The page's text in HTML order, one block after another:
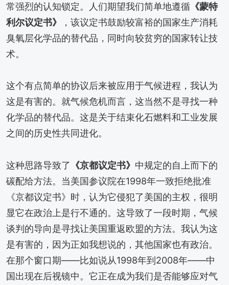
常强烈的认知锁定。人们期望我们简单地遵循 《蒙特
利尔议定书》
，该议定书鼓励较富裕的国家生产消耗
臭氧层化学品的替代品，同时向较贫穷的国家转让技
术。
这个有点简单的协议后来被应用于气候进程，我认为
这是有害的。就气候危机而言，这当然不是寻找一种
化学品的替代品。这是关于结束化石燃料和工业发展
之间的历史性共同进化。
这种思路导致了 《京都议定书》 中规定的自上而下的
碳配给方法。当美国参议院在1998年一致拒绝批准
《京都议定书》时，认为它侵犯了美国的主权，很明
显它在政治上是行不通的。这导致了一段时期，气候
谈判的导向是寻找让美国重返欧盟的方法。我认为这
是有害的，因为正如我想说的，其他国家也有政治。
在那个窗口期——比如说从1998年到2008年——中
国出现在后视镜中。它正在成为我们是否能够应对气